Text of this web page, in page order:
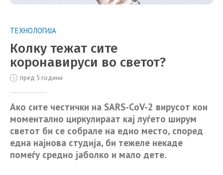
ТЕХНОЛОГИЈА
Колку тежат сите
коронавируси во светот?
пред 5 години
Ако сите честички на SARS-CoV-2 вирусот кои
моментално циркулираат кај луѓето ширум
светот би се собрале на едно место, според
една најнова студија, би тежеле некаде
помеѓу средно јаболко и мало дете.